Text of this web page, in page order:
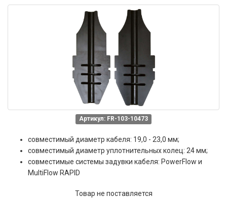
Артикул: FR-103-10473
совместимый диаметр кабеля: 19,0 - 23,0 мм;
совместимый диаметр уплотнительных колец: 24 мм;
совместимые системы задувки кабеля: PowerFlow и
MultiFlow RAPID
Товар не поставляется